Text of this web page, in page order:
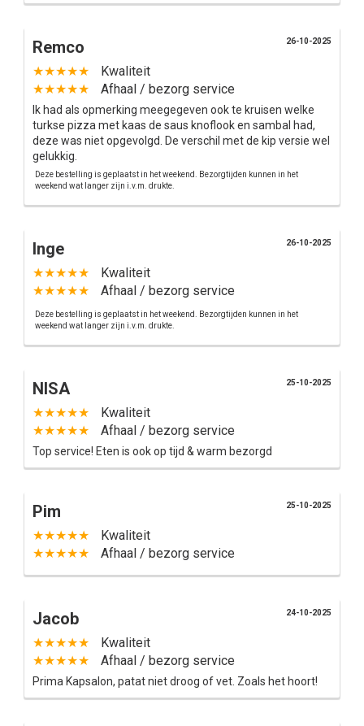
Remco
★★★★★
Kwaliteit
★★★★★
Afhaal / bezorg service
Ik had als opmerking meegegeven ook te kruisen welke
turkse pizza met kaas de saus knoflook en sambal had,
deze was niet opgevolgd. De verschil met de kip versie wel
gelukkig.
Deze bestelling is geplaatst in het weekend. Bezorgtijden kunnen in het
weekend wat langer zijn i.v.m. drukte.
26-10-2025
Inge
★★★★★
Kwaliteit
★★★★★
Afhaal / bezorg service
Deze bestelling is geplaatst in het weekend. Bezorgtijden kunnen in het
weekend wat langer zijn i.v.m. drukte.
26-10-2025
NISA
★★★★★
Kwaliteit
★★★★★
Afhaal / bezorg service
Top service! Eten is ook op tijd & warm bezorgd
25-10-2025
Pim
★★★★★
Kwaliteit
★★★★★
Afhaal / bezorg service
25-10-2025
Jacob
★★★★★
Kwaliteit
★★★★★
Afhaal / bezorg service
Prima Kapsalon, patat niet droog of vet. Zoals het hoort!
24-10-2025